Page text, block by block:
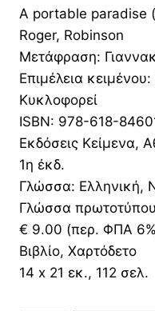
was:
9,54 €.
A portable paradise
Roger, Robinson
Μετάφραση:
Επιμέλεια
Κυκλοφορεί
ISBN: 978-618-
Εκδόσεις Κείμενα,
1η έκδ.
Γλώσσα: Ελληνική,
Γλώσσα
€ 9.00 (περ. ΦΠΑ
Βιβλίο, Χαρτόδετο
14 x 21 εκ., 112 σελ.